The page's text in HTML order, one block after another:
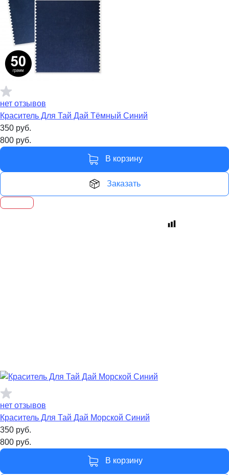
нет отзывов
Краситель Для Тай Дай Тёмный Синий
350 руб.
800 руб.
В корзину
Заказать
нет отзывов
Краситель Для Тай Дай Морской Синий
350 руб.
800 руб.
В корзину